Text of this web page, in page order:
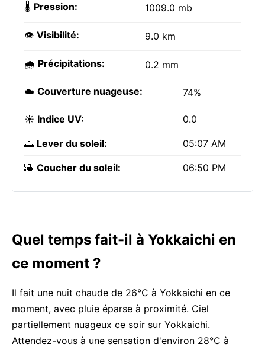
🌡️ Pression: 1009.0 mb
👁️ Visibilité: 9.0 km
🌧️ Précipitations: 0.2 mm
☁️ Couverture nuageuse: 74%
☀️ Indice UV: 0.0
🌅 Lever du soleil: 05:07 AM
🌇 Coucher du soleil: 06:50 PM
Quel temps fait-il à Yokkaichi en
ce moment ?
Il fait une nuit chaude de 26°C à Yokkaichi en ce
moment, avec pluie éparse à proximité. Ciel
partiellement nuageux ce soir sur Yokkaichi.
Attendez-vous à une sensation d'environ 28°C à